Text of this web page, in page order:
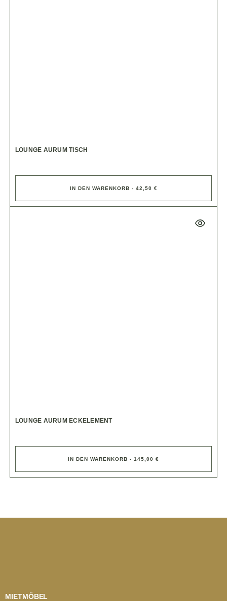
LOUNGE AURUM TISCH
IN DEN WARENKORB - 42,50 €
LOUNGE AURUM ECKELEMENT
IN DEN WARENKORB - 145,00 €
MIETMÖBEL